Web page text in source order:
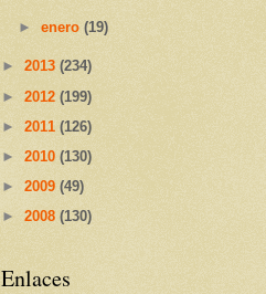
►enero(19)
► 2013 (234)
► 2012 (199)
► 2011 (126)
► 2010 (130)
► 2009 (49)
► 2008 (130)
Enlaces